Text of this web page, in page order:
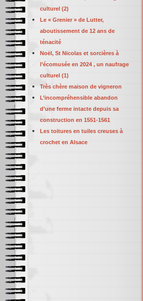
culturel (2)
Le « Grenier » de Lutter,
aboutissement de 12 ans de
ténacité
Noël, St Nicolas et sorcières à
l’écomusée en 2024 , un naufrage
culturel (1)
Très chère maison de vigneron
L’incompréhensible abandon
d’une ferme intacte depuis sa
construction en 1551-1561
Les toitures en tuiles creuses à
crochet en Alsace